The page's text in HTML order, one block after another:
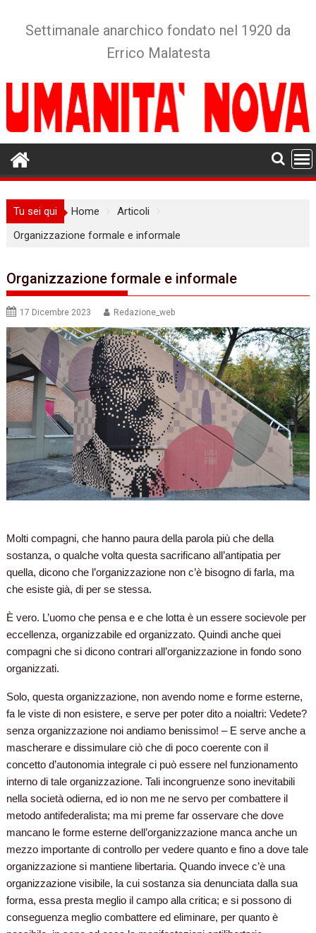
Settimanale anarchico fondato nel 1920 da
Errico Malatesta
Tu sei qui Home
Articoli
Organizzazione formale e informale
Organizzazione formale e informale
17 Dicembre 2023 Redazione_web
Molti compagni, che hanno paura della parola più che della
sostanza, o qualche volta questa sacrificano all’antipatia per
quella, dicono che l’organizzazione non c’è bisogno di farla, ma
che esiste già, di per se stessa.
È vero. L’uomo che pensa e e che lotta è un essere socievole per
eccellenza, organizzabile ed organizzato. Quindi anche quei
compagni che si dicono contrari all’organizzazione in fondosono
organizzati.
Solo, questa organizzazione, non avendo nome e forme esterne,
fa le viste di non esistere, e serve per poter dito a noialtri: Vedete?
senza organizzazione noi andiamo benissimo! – E serve anche a
mascherare e dissimulare ciò che di poco coerente con il
concetto d’autonomia integrale ci può essere nel funzionamento
interno di tale organizzazione. Tali incongruenze sono inevitabili
nella società odierna, ed io non me ne servo per combattere il
metodo antifederalista; ma mi preme far osservare che dove
mancano le forme esterne dell’organizzazione manca anche un
mezzo importante di controllo per vedere quanto e fino a dove tale
organizzazione si mantiene libertaria. Quando invece c’è una
organizzazione visibile, la cui sostanza sia denunciata dalla sua
forma, essa presta meglio il campo alla critica; e si possono di
conseguenza meglio combattere ed eliminare, per quanto è